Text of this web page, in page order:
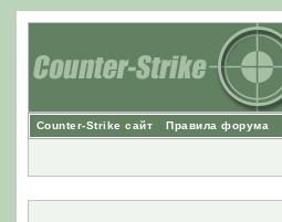
Counter-Strike сайт Правила форума